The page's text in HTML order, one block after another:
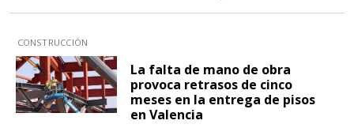
CONSTRUCCIÓN
La falta de mano de obra
provoca retrasos de cinco
meses en la entrega de pisos
en Valencia